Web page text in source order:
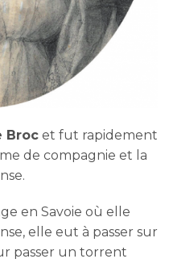
Broc et fut rapidement
de compagnie et la
en Savoie où elle
elle eut à passer sur
passer un torrent